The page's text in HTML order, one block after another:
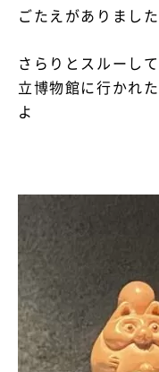
ごたえがありました
さらりとスルーし
立博物館に行かれ
よ